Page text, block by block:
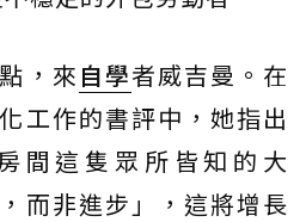
，來 自學者威吉曼。在
工作的書評中，她指出
間這隻眾所皆知的大
而非進步」，這將增長